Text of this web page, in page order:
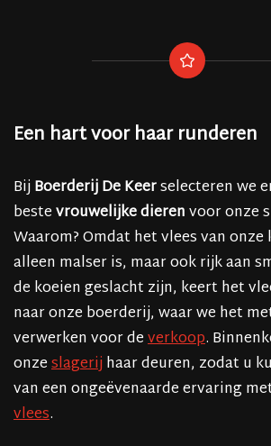
Een hart voor haar runderen
BijBoerderij De Keerselecteren we
bestevrouwelijke dierenvoor onze
Waarom? Omdat het vlees van
alleen malser is, maar ook rijk aan
de koeien geslacht zijn, keert het
naar onze boerderij, waar we het
verwerken voor deverkoop.
onzeslagerijhaar deuren, zodat u
van een ongeëvenaarde ervaring
vlees.